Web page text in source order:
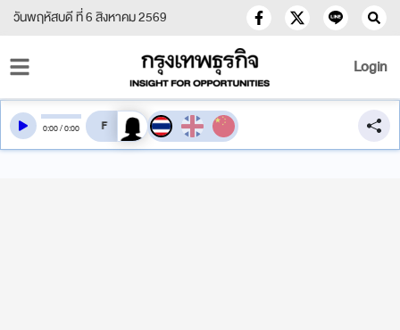
วันพฤหัสบดี ที่ 6 สิงหาคม 2569
Login
0:00/0:00 สลับเสียงอ่าน